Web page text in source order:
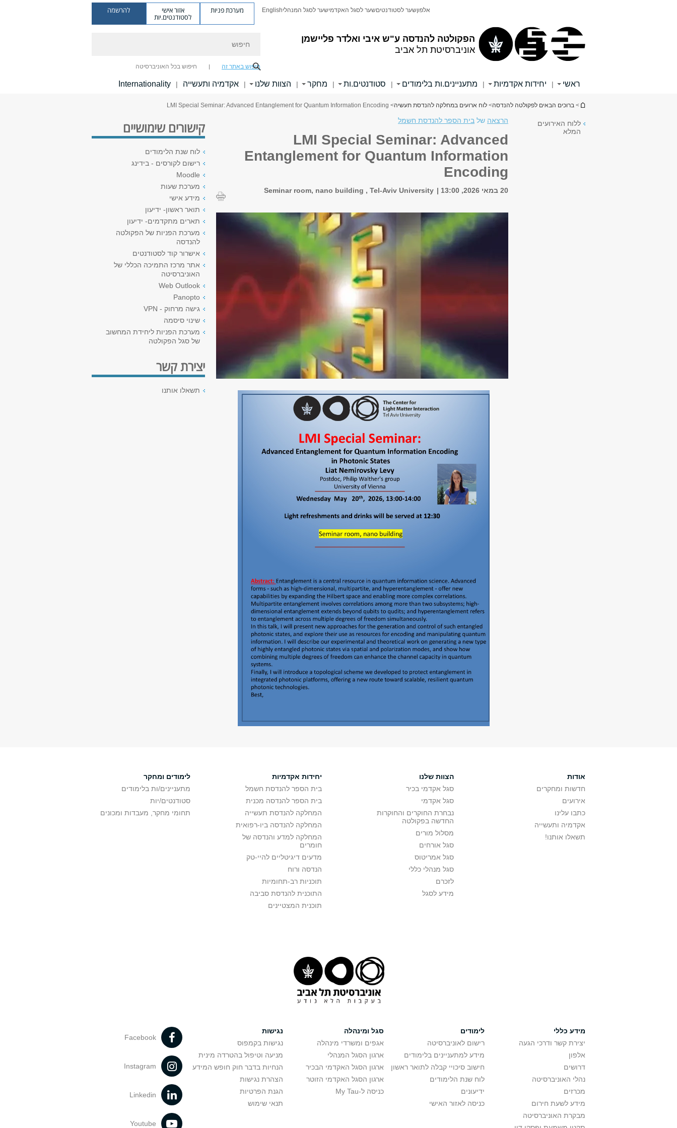
הפקולטה להנדסה ע"ש איבי ואלדר פליישמן
אוניברסיטת תל אביב
אלפוןשער לסטודנטיםשער לסגל האקדמישער לסגל המנהליEnglish מערכת פניות אזור אישי
לסטודנטים.יות
להרשמה
חיפוש באתר זה חיפוש בכל האוניברסיטה
ראשי | יחידות אקדמיות | מתעניינים.ות בלימודים | סטודנטים.ות | מחקר | הצוות שלנו | אקדמיה ותעשייה |
Internationality
הינך נמצא כאן
> ברוכים הבאים לפקולטה להנדסה> לוח ארועים במחלקה להנדסת תעשיה> LMI Special Seminar: Advanced Entanglement for Quantum Information Encoding
ללוח האירועים
המלא
הרצאה של בית הספר להנדסת חשמל
LMI Special Seminar: Advanced
Entanglement for Quantum Information
Encoding
20 במאי 2026, 13:00 Seminar room, nano building , Tel-Aviv University
קישורים שימושיים
לוח שנת הלימודים
רישום לקורסים - בידינג
Moodle
מערכת שעות
מידע אישי
תואר ראשון- ידיעון
תארים מתקדמים- ידיעון
מערכת הפניות של הפקולטה
להנדסה
אישרור קוד לסטודנטים
אתר מרכז התמיכה הכללי של
האוניברסיטה
Web Outlook
Panopto
גישה מרחוק - VPN
שינוי סיסמה
מערכת הפניות ליחידת המחשוב
של סגל הפקולטה
יצירת קשר
תשאלו אותנו
אודות
חדשות ומחקרים
אירועים
כתבו עלינו
אקדמיה ותעשייה
תשאלו אותנו!
הצוות שלנו
סגל אקדמי בכיר
סגל אקדמי
נבחרת החוקרים והחוקרות
החדשה בפקולטה
מסלול מורים
סגל אורחים
סגל אמריטוס
סגל מנהלי כללי
לזכרם
מידע לסגל
יחידות אקדמיות
בית הספר להנדסת חשמל
בית הספר להנדסה מכנית
המחלקה להנדסת תעשייה
המחלקה להנדסה ביו-רפואית
המחלקה למדע והנדסה של
חומרים
מדעים דיגיטליים להיי-טק
הנדסה ורוח
תוכניות רב-תחומיות
התוכנית להנדסת סביבה
תוכנית המצטיינים
לימודים ומחקר
מתעניינים/ות בלימודים
סטודנטים/יות
תחומי מחקר, מעבדות ומכונים
מידע כללי
יצירת קשר ודרכי הגעה
אלפון
דרושים
נהלי האוניברסיטה
מכרזים
מידע לשעת חירום
מבקרת האוניברסיטה
לימודים
רישום לאוניברסיטה
מידע למתעניינים בלימודים
חישוב סיכויי קבלה לתואר ראשון
לוח שנת הלימודים
ידיעונים
כניסה לאזור האישי
סגל ומינהלה
אגפים ומשרדי מינהלה
ארגון הסגל המנהלי
ארגון הסגל האקדמי הבכיר
ארגון הסגל האקדמי הזוטר
כניסה ל-My Tau
נגישות
נגישות בקמפוס
מניעה וטיפול בהטרדה מינית
הנחיות בדבר חוק חופש המידע
הצהרת נגישות
הגנת הפרטיות
תנאי שימוש
Facebook
Instagram
Linkedin
Youtube